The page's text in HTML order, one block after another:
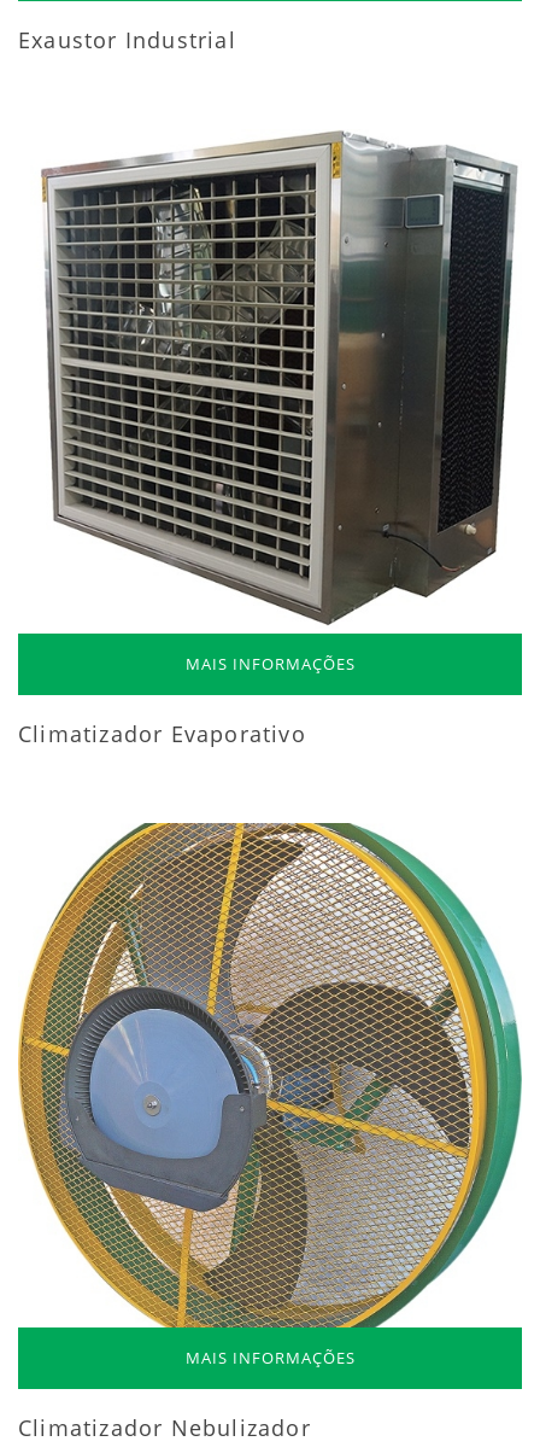
Exaustor Industrial
MAIS INFORMAÇÕES
Climatizador Evaporativo
MAIS INFORMAÇÕES
Climatizador Nebulizador